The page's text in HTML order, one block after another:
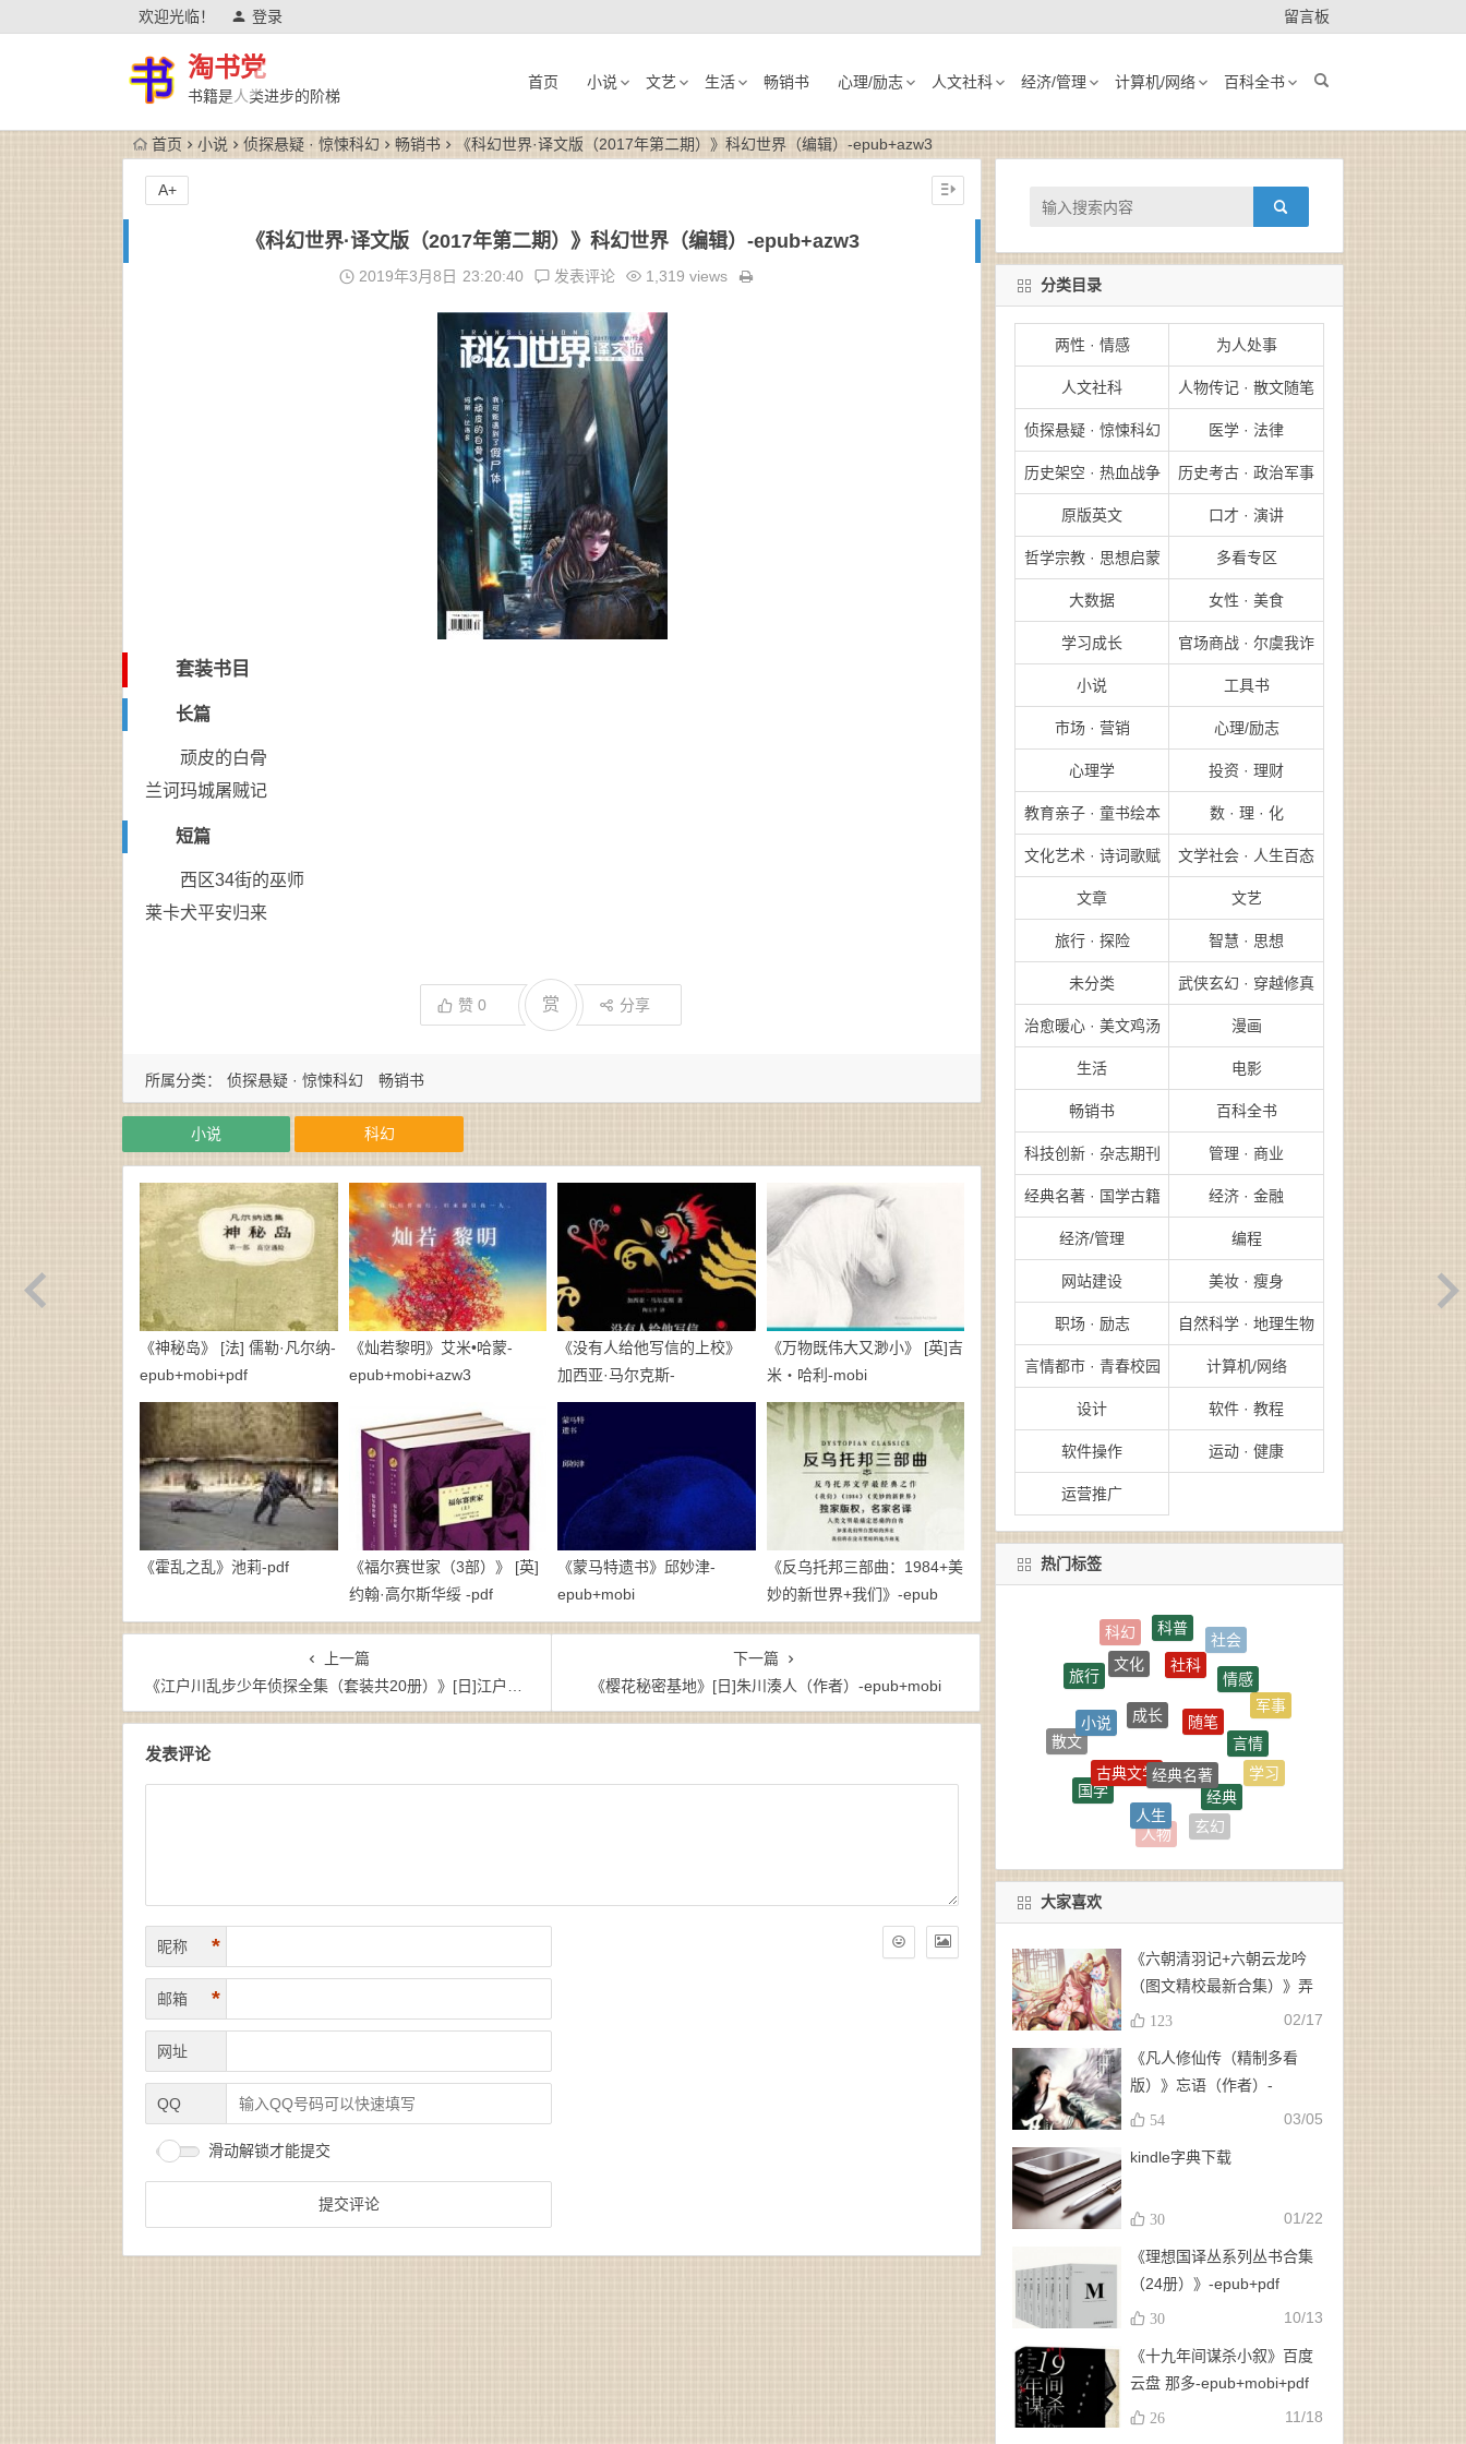
欢迎光临！ 登录 留言板
淘书党
书籍是人类进步的阶梯
首页 小说 文艺 生活 畅销书 心理/励志 人文社科 经济/管理 计算机/网络 百科全书
首页 小说 侦探悬疑 · 惊悚科幻 畅销书 《科幻世界·译文版（2017年第二期）》科幻世界（编辑）-epub+azw3
《科幻世界·译文版（2017年第二期）》科幻世界（编辑）-epub+azw3
2019年3月8日 23:20:40 发表评论 1,319 views
套装书目
长篇
顽皮的白骨
兰诃玛城屠贼记
短篇
西区34街的巫师
莱卡犬平安归来
赞 0 赏 分享
A+
所属分类： 侦探悬疑 · 惊悚科幻 畅销书
小说 科幻
《神秘岛》 [法] 儒勒·凡尔纳-
epub+mobi+pdf
《灿若黎明》艾米•哈蒙-
epub+mobi+azw3
《没有人给他写信的上校》
加西亚·马尔克斯-
epub+mobi+azw3
《万物既伟大又渺小》 [英]吉
米・哈利-mobi
《霍乱之乱》池莉-pdf
《福尔赛世家（3部）》 [英]
约翰·高尔斯华绥 -pdf
《蒙马特遗书》邱妙津-
epub+mobi
《反乌托邦三部曲：1984+美
妙的新世界+我们》-epub
上一篇
《江户川乱步少年侦探全集（套装共20册）》[日]江户川乱步（作者）-epub+mobi+azw3
下一篇
《樱花秘密基地》[日]朱川湊人（作者）-epub+mobi
发表评论
昵称 *
邮箱 *
网址
QQ
滑动解锁才能提交
分类目录
两性 · 情感 为人处事
人文社科 人物传记 · 散文随笔
侦探悬疑 · 惊悚科幻 医学 · 法律
历史架空 · 热血战争 历史考古 · 政治军事
原版英文 口才 · 演讲
哲学宗教 · 思想启蒙 多看专区
大数据 女性 · 美食
学习成长 官场商战 · 尔虞我诈
小说 工具书
市场 · 营销 心理/励志
心理学 投资 · 理财
教育亲子 · 童书绘本 数 · 理 · 化
文化艺术 · 诗词歌赋 文学社会 · 人生百态
文章 文艺
旅行 · 探险 智慧 · 思想
未分类 武侠玄幻 · 穿越修真
治愈暖心 · 美文鸡汤 漫画
生活 电影
畅销书 百科全书
科技创新 · 杂志期刊 管理 · 商业
经典名著 · 国学古籍 经济 · 金融
经济/管理 编程
网站建设 美妆 · 瘦身
职场 · 励志 自然科学 · 地理生物
言情都市 · 青春校园 计算机/网络
设计 软件 · 教程
软件操作 运动 · 健康
运营推广
热门标签
科普
旅行
文化
社科
情感
军事
散文
成长
随笔
言情
学习
生活
推理
国学
古典文学
经典名著
经典
玄幻
人物
人生
大家喜欢
《六朝清羽记+六朝云龙吟
（图文精校最新合集）》弄
玉、龙璇（作者）-
123 02/17
《凡人修仙传（精制多看
版）》忘语（作者）-
epub+mobi
54 03/05
kindle字典下载
30 01/22
《理想国译丛系列丛书合集
（24册）》-epub+pdf
30 10/13
《十九年间谋杀小叙》百度
云盘 那多-epub+mobi+pdf
26 11/18